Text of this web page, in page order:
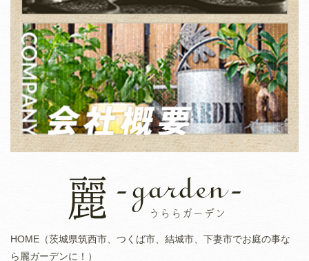
HOME（茨城県筑西市、つくば市、結城市、下妻市でお庭の事な
ら麗ガーデンに！）